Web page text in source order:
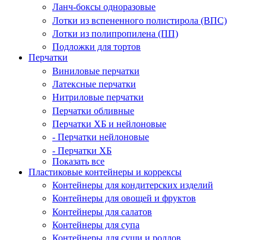
Ланч-боксы одноразовые
Лотки из вспененного полистирола (ВПС)
Лотки из полипропилена (ПП)
Подложки для тортов
Перчатки
Виниловые перчатки
Латексные перчатки
Нитриловые перчатки
Перчатки обливные
Перчатки ХБ и нейлоновые
- Перчатки нейлоновые
- Перчатки ХБ
Показать все
Пластиковые контейнеры и коррексы
Контейнеры для кондитерских изделий
Контейнеры для овощей и фруктов
Контейнеры для салатов
Контейнеры для супа